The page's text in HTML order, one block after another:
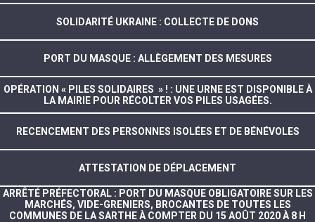
SOLIDARITÉ UKRAINE : COLLECTE DE DONS
PORT DU MASQUE : ALLÈGEMENT DES MESURES
OPÉRATION « PILES SOLIDAIRES » ! : UNE URNE EST DISPONIBLE À
LA MAIRIE POUR RÉCOLTER VOS PILES USAGÉES.
RECENCEMENT DES PERSONNES ISOLÉES ET DE BÉNÉVOLES
ATTESTATION DE DÉPLACEMENT
ARRÊTÉ PRÉFECTORAL : PORT DU MASQUE OBLIGATOIRE SUR LES
MARCHÉS, VIDE-GRENIERS, BROCANTES DE TOUTES LES
COMMUNES DE LA SARTHE À COMPTER DU 15 AOÛT 2020 À 8 H